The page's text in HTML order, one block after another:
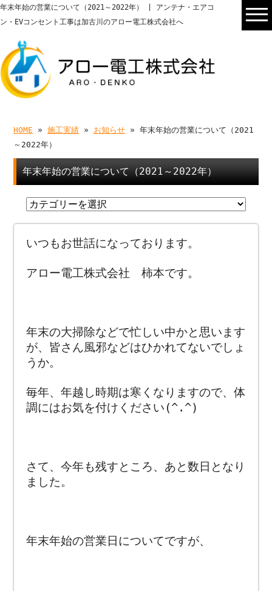
年末年始の営業について（2021～2022年） | アンテナ・エアコ
ン・EVコンセント工事は加古川のアロー電工株式会社へ
HOME »施工実績 » お知らせ » 年末年始の営業について（2021
～2022年）
年末年始の営業について（2021～2022年）
いつもお世話になっております。
アロー電工株式会社 柿本です。
年末の大掃除などで忙しい中かと思います
が、皆さん風邪などはひかれてないでしょ
うか。
毎年、年越し時期は寒くなりますので、体
調にはお気を付けください(^.^)
さて、今年も残すところ、あと数日となり
ました。
年末年始の営業日についてですが、